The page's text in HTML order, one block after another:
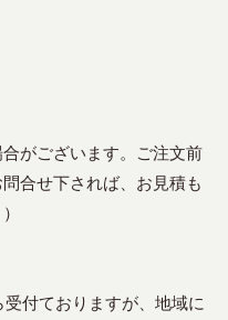
がございます。ご注文前
合せ下されば、お見積も
付ておりますが、地域に